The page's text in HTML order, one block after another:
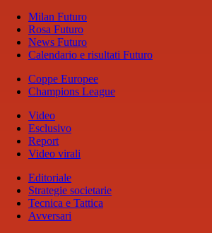
Milan Futuro
Rosa Futuro
News Futuro
Calendario e risultati Futuro
Coppe Europee
Champions League
Video
Esclusivo
Report
Video virali
Editoriale
Strategie societarie
Tecnica e Tattica
Avversari